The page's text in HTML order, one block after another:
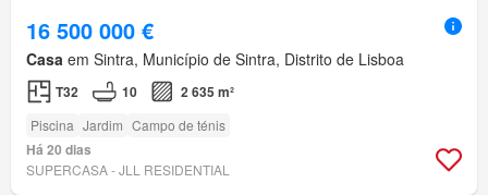
16 500 000 €
Casa em Sintra, Município de Sintra, Distrito de Lisboa
T32 10 2 635 m²
Piscina Jardim Campo de ténis
Há 20 dias
SUPERCASA - JLL RESIDENTIAL